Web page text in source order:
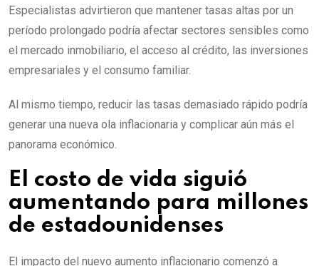
Especialistas advirtieron que mantener tasas altas por un
período prolongado podría afectar sectores sensibles como
el mercado inmobiliario, el acceso al crédito, las inversiones
empresariales y el consumo familiar.
Al mismo tiempo, reducir las tasas demasiado rápido podría
generar una nueva ola inflacionaria y complicar aún más el
panorama económico.
El costo de vida siguió
aumentando para millones
de estadounidenses
El impacto del nuevo aumento inflacionario comenzó a